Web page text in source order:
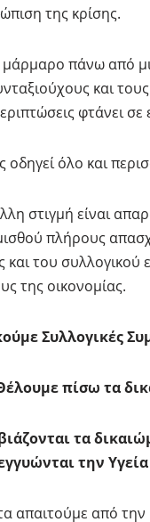
της κρίσης.
πάνω από
και
φτάνει σε
όλο και
στιγμή είναι
πλήρους
του
της οικονομίας.
Συλλογικές
πίσω τα
τα
την
απαιτούμε από